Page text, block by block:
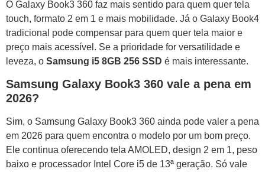
O Galaxy Book3 360 faz mais sentido para quem quer tela
touch, formato 2 em 1 e mais mobilidade. Já o Galaxy Book4
tradicional pode compensar para quem quer tela maior e
preço mais acessível. Se a prioridade for versatilidade e
leveza, o Samsung i5 8GB 256 SSD é mais interessante.
Samsung Galaxy Book3 360 vale a pena em
2026?
Sim, o Samsung Galaxy Book3 360 ainda pode valer a pena
em 2026 para quem encontra o modelo por um bom preço.
Ele continua oferecendo tela AMOLED, design 2 em 1, peso
baixo e processador Intel Core i5 de 13ª geração. Só vale